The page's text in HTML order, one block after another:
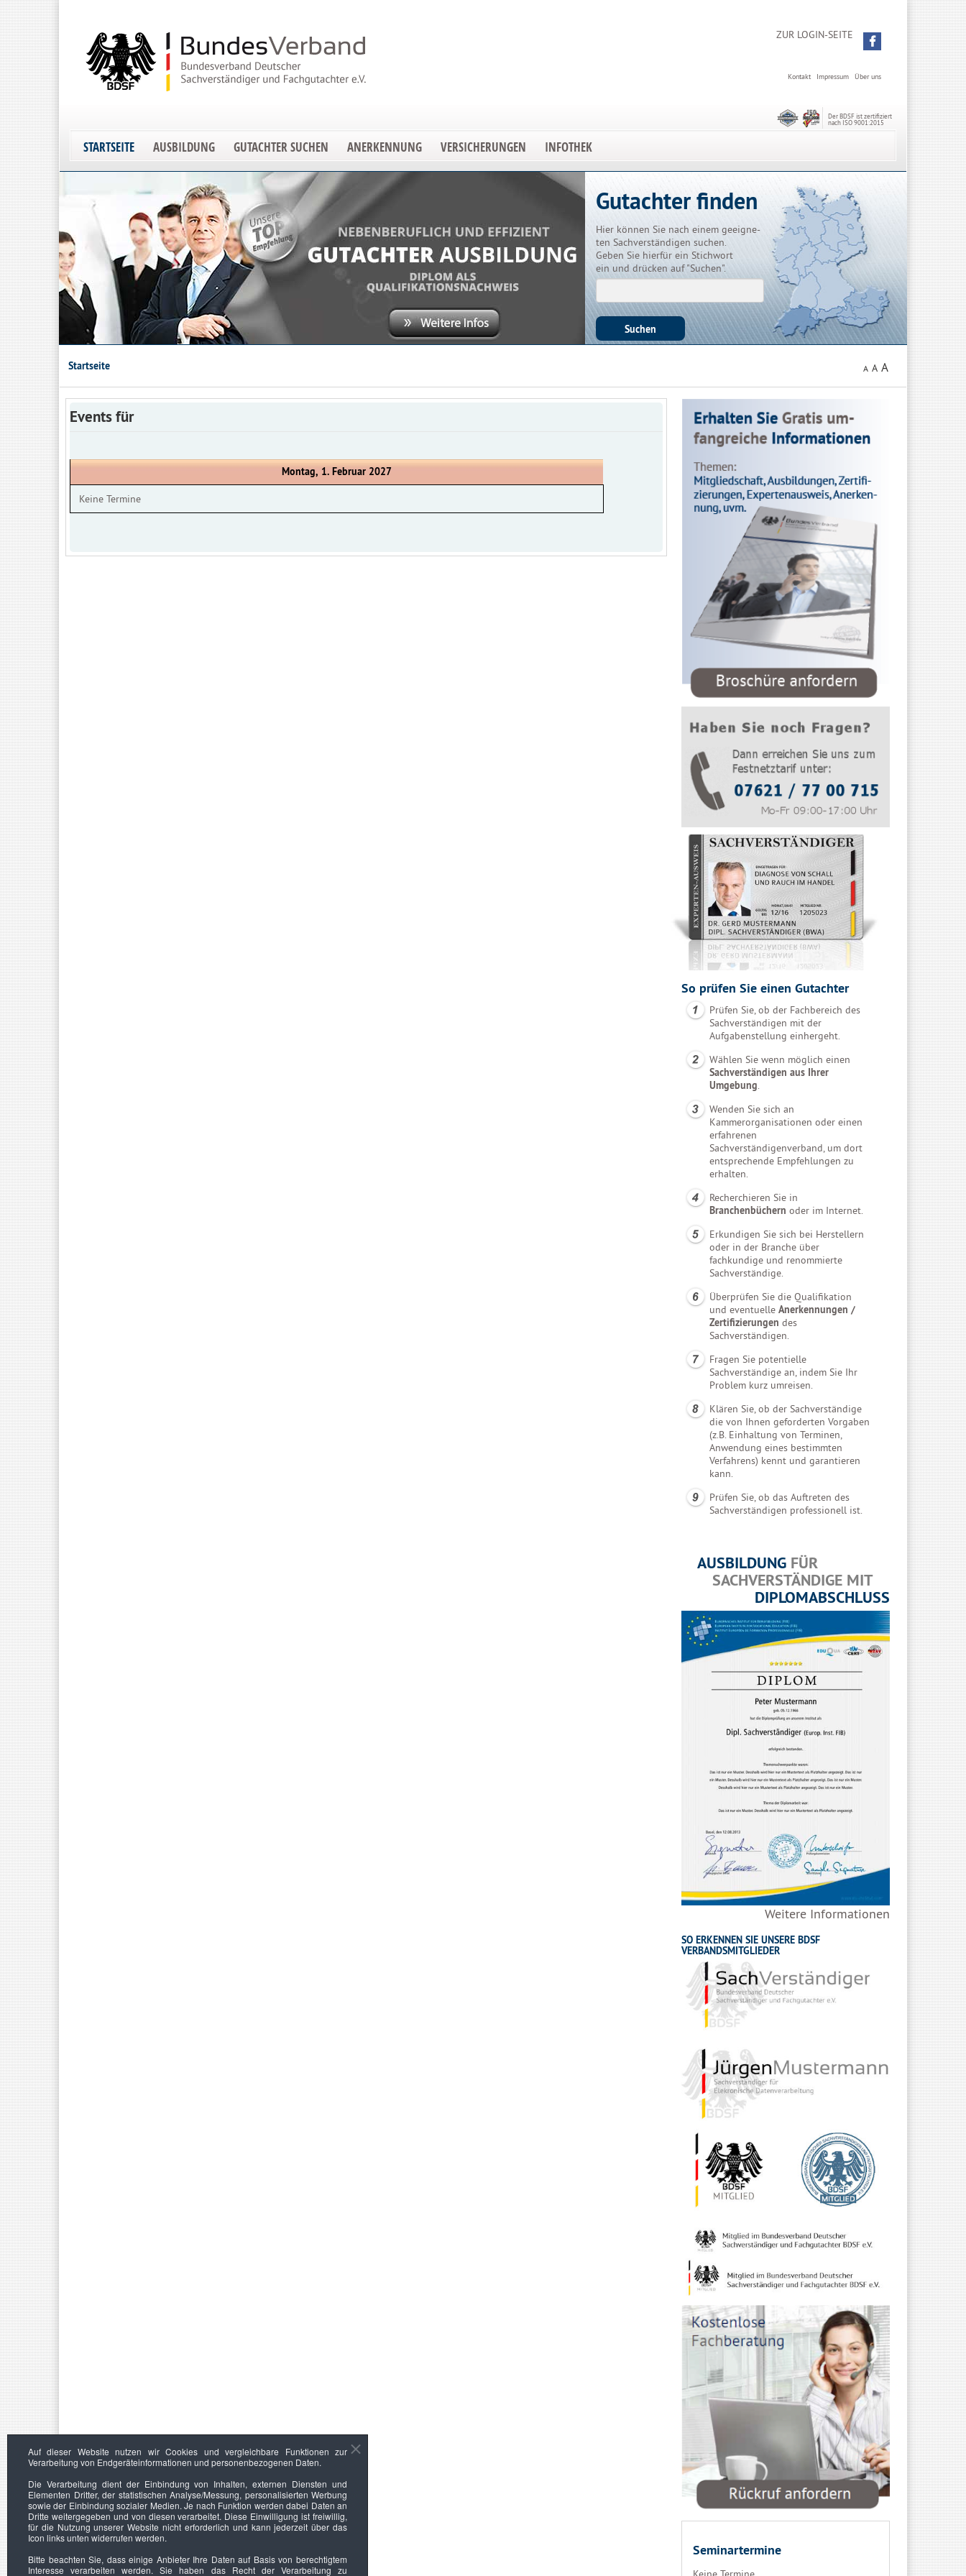
ZUR LOGIN-SEITE
Über uns
Impressum
Kontakt
Der BDSF ist zertifiziert
nach ISO 9001:2015
STARTSEITE AUSBILDUNG GUTACHTER SUCHEN ANERKENNUNG VERSICHERUNGEN INFOTHEK
Gutachter finden
Hier können Sie nach einem geeigne-
ten Sachverständigen suchen.
Geben Sie hierfür ein Stichwort
ein und drücken auf "Suchen".
Startseite A A A
Events für
Montag, 1. Februar 2027
Keine Termine
So prüfen Sie einen Gutachter
Prüfen Sie, ob der Fachbereich des
Sachverständigen mit der
Aufgabenstellung einhergeht.
Wählen Sie wenn möglich einen
Sachverständigen aus Ihrer
Umgebung.
Wenden Sie sich an
Kammerorganisationen oder einen
erfahrenen
Sachverständigenverband, um dort
entsprechende Empfehlungen zu
erhalten.
Recherchieren Sie in
Branchenbüchern oder im Internet.
Erkundigen Sie sich bei Herstellern
oder in der Branche über
fachkundige und renommierte
Sachverständige.
Überprüfen Sie die Qualifikation
und eventuelle Anerkennungen /
Zertifizierungen des
Sachverständigen.
Fragen Sie potentielle
Sachverständige an, indem Sie Ihr
Problem kurz umreisen.
Klären Sie, ob der Sachverständige
die von Ihnen geforderten Vorgaben
(z.B. Einhaltung von Terminen,
Anwendung eines bestimmten
Verfahrens) kennt und garantieren
kann.
Prüfen Sie, ob das Auftreten des
Sachverständigen professionell ist.
AUSBILDUNG FÜR
SACHVERSTÄNDIGE MIT
DIPLOMABSCHLUSS
Weitere Informationen
SO ERKENNEN SIE UNSERE BDSF
VERBANDSMITGLIEDER
Seminartermine
Auf dieser Website nutzen wir Cookies und vergleichbare Funktionen zur
Verarbeitung von Endgeräteinformationen und personenbezogenen Daten.
Die Verarbeitung dient der Einbindung von Inhalten, externen Diensten und
Elementen Dritter, der statistischen Analyse/Messung, personalisierten Werbung
sowie der Einbindung sozialer Medien. Je nach Funktion werden dabei Daten an
Dritte weitergegeben und von diesen verarbeitet. Diese Einwilligung ist freiwillig,
für die Nutzung unserer Website nicht erforderlich und kann jederzeit über das
Icon links unten widerrufen werden.
Bitte beachten Sie, dass einige Anbieter Ihre Daten auf Basis von berechtigtem
Interesse verarbeiten werden. Sie haben das Recht der Verarbeitung zu